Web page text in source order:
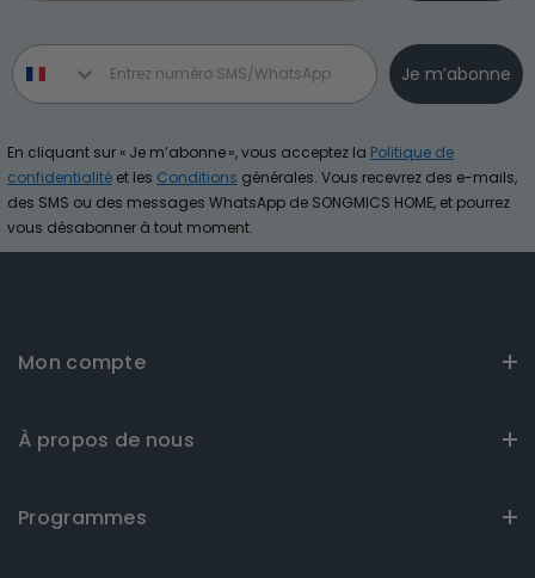
Phone number
Je m’abonne
En cliquant sur « Je m’abonne », vous acceptez la Politique de
confidentialité et les Conditions générales. Vous recevrez des e-mails,
des SMS ou des messages WhatsApp de SONGMICS HOME, et pourrez
vous désabonner à tout moment.
Mon compte
À propos de nous
Programmes